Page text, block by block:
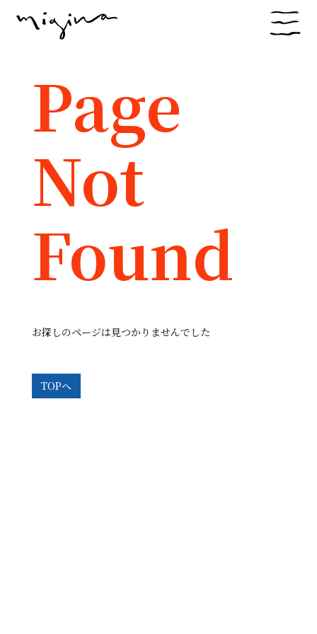
Page
Not
Found
お探しのページは見つかりませんでした
TOPへ